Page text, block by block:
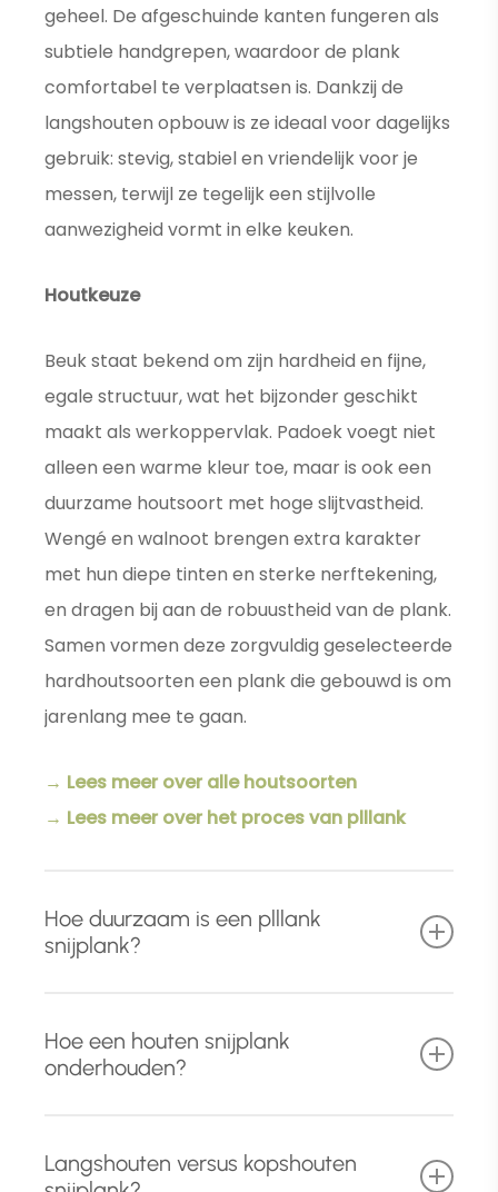
geheel. De afgeschuinde kanten fungeren als
subtiele handgrepen, waardoor de plank
comfortabel te verplaatsen is. Dankzij de
langshouten opbouw is ze ideaal voor dagelijks
gebruik: stevig, stabiel en vriendelijk voor je
messen, terwijl ze tegelijk een stijlvolle
aanwezigheid vormt in elke keuken.
Houtkeuze
Beuk staat bekend om zijn hardheid en fijne,
egale structuur, wat het bijzonder geschikt
maakt als werkoppervlak. Padoek voegt niet
alleen een warme kleur toe, maar is ook een
duurzame houtsoort met hoge slijtvastheid.
Wengé en walnoot brengen extra karakter
met hun diepe tinten en sterke nerftekening,
en dragen bij aan de robuustheid van de plank.
Samen vormen deze zorgvuldig geselecteerde
hardhoutsoorten een plank die gebouwd is om
jarenlang mee te gaan.
→ Lees meer over alle houtsoorten
→ Lees meer over het proces van plllank
Hoe duurzaam is een plllank
snijplank?
foutvrij massief hardhout, ondergaat iedere
houten snijplank drie behandelingen die
Tijdens het schuurproces worden de
Hoe een houten snijplank
onderhouden?
houdt u uw houten snijplank in topconditie.
Langshouten versus kopshouten